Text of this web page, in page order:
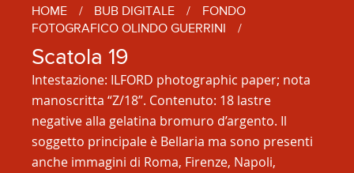
HOME / BUB DIGITALE /
FONDO
FOTOGRAFICO OLINDO GUERRINI
/
Scatola 19
Intestazione: ILFORD photographic paper; nota
manoscritta “Z/18”. Contenuto: 18 lastre
negative alla gelatina bromuro d’argento. Il
soggetto principale è Bellaria ma sono presenti
anche immagini di Roma, Firenze, Napoli,